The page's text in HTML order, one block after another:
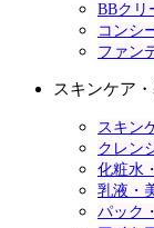
BBクリ
コンシ
ファン
スキンケア
スキン
クレン
化粧水
乳液・
パック